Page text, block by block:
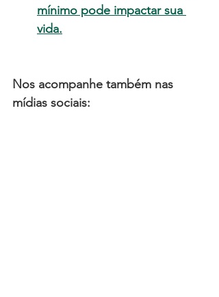
mínimo pode impactar sua
vida.
Nos acompanhe também nas
mídias sociais: